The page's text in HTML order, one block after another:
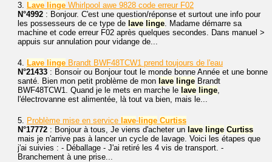
3. Lave linge Whirlpool awe 9828 code erreur F02
N°4992 : Bonjour. C'est une question/réponse et surtout une info pour
les possesseurs de ce type de lave linge. Madame démarre sa
machine et code erreur F02 après quelques secondes. Dans manuel >
appuis sur annulation pour vidange de...
4. Lave linge Brandt BWF48TCW1 prend toujours de l'eau
N°21433 : Bonsoir ou Bonjour tout le monde bonne Année et une bonne
santé. Bien mon petit problème de mon lave linge Brandt
BWF48TCW1. Quand je le mets en marche le lave linge,
l'électrovanne est alimentée, là tout va bien, mais le...
5. Problème mise en service lave- linge Curtiss
N°17772 : Bonjour à tous, Je viens d'acheter un lave linge Curtiss
mais je n'arrive pas à lancer un cycle de lavage. Voici les étapes que
j'ai suivies : - Déballage - J'ai retiré les 4 vis de transport. -
Branchement à une prise...